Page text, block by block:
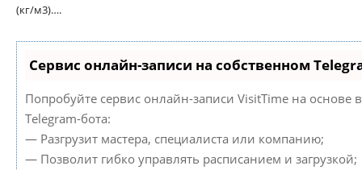
(кг/м3)….
Сервис онлайн-записи на собственном
Попробуйте сервис онлайн-записи VisitTime на основе
Telegram-бота:
— Разгрузит мастера, специалиста или компанию;
— Позволит гибко управлять расписанием и загрузкой;